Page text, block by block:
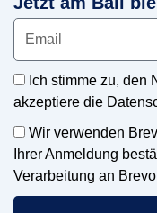
Ich stimme zu, den
akzeptiere die
Wir verwenden
Ihrer Anmeldung
Verarbeitung an